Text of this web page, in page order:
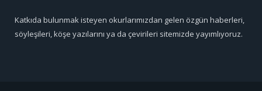
Katkıda bulunmak isteyen okurlarımızdan gelen özgün haberleri,
söyleşileri, köşe yazılarını ya da çevirileri sitemizde yayımlıyoruz.